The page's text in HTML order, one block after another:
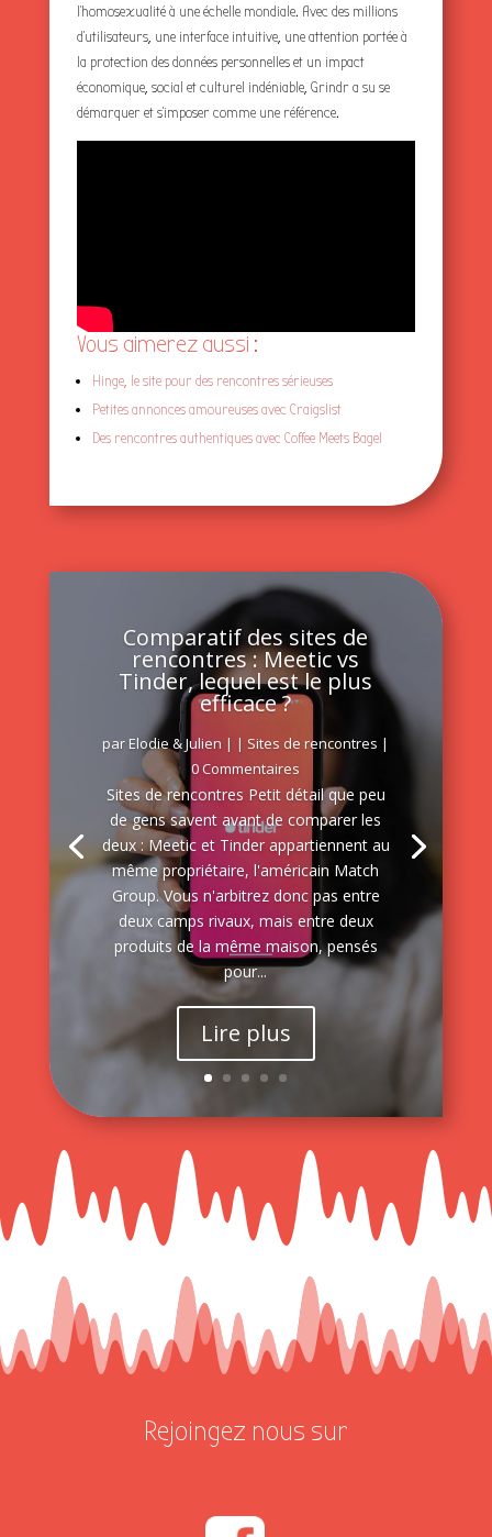
l’homosexualité à une échelle mondiale. Avec des millions
d’utilisateurs, une interface intuitive, une attention portée à
la protection des données personnelles et un impact
économique, social et culturel indéniable, Grindr a su se
démarquer et s’imposer comme une référence.
Vous aimerez aussi :
Hinge, le site pour des rencontres sérieuses
Petites annonces amoureuses avec Craigslist
Des rencontres authentiques avec Coffee Meets Bagel
Comparatif des sites de
rencontres : Meetic vs
Tinder, lequel est le plus
efficace ?
par Elodie & Julien | | Sites de rencontres |
0 Commentaires
Sites de rencontres Petit détail que peu
de gens savent avant de comparer les
deux : Meetic et Tinder appartiennent au
même propriétaire, l'américain Match
Group. Vous n'arbitrez donc pas entre
deux camps rivaux, mais entre deux
produits de la même maison, pensés
pour...
Lire plus
Rejoingez nous sur